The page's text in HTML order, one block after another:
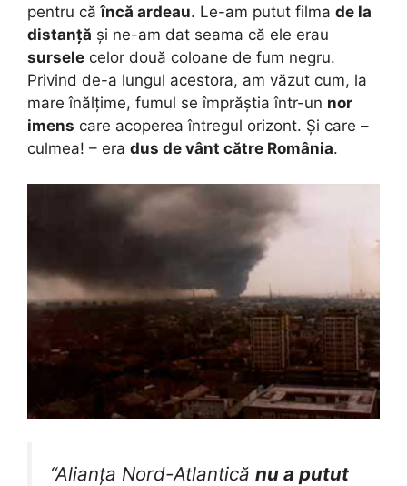
pentru căîncă ardeau. Le-am putut filma de la
distanță și ne-am dat seama că ele erau
sursele celor două coloane de fum negru.
Privind de-a lungul acestora, am văzut cum, la
mare înălțime, fumul se împrăștia într-un nor
imens care acoperea întregul orizont. Și care –
culmea! – era dus de vânt către România.
“Alianța Nord-Atlantică nu a putut